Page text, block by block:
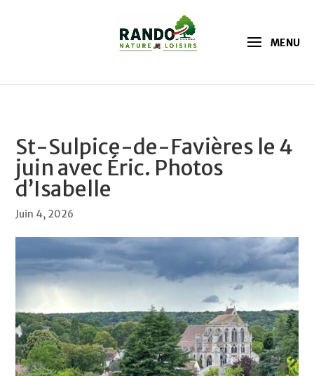
St-Sulpice-de-Favières le 4
juin avec Éric. Photos
d’Isabelle
Juin 4, 2026